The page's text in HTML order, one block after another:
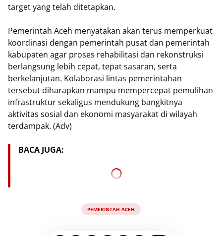
target yang telah ditetapkan.
Pemerintah Aceh menyatakan akan terus memperkuat
koordinasi dengan pemerintah pusat dan pemerintah
kabupaten agar proses rehabilitasi dan rekonstruksi
berlangsung lebih cepat, tepat sasaran, serta
berkelanjutan. Kolaborasi lintas pemerintahan
tersebut diharapkan mampu mempercepat pemulihan
infrastruktur sekaligus mendukung bangkitnya
aktivitas sosial dan ekonomi masyarakat di wilayah
terdampak. (Adv)
BACA JUGA:
PEMERINTAH ACEH